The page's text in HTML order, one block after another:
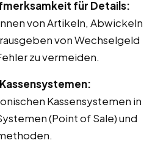
für Details:
von Artikeln, Abwickeln
von Wechselgeld
zu vermeiden.
Kassensystemen in
(Point of Sale) und